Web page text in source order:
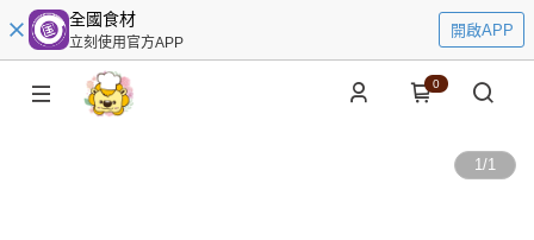
全國食材
立刻使用官方APP
開啟APP
0
1/1